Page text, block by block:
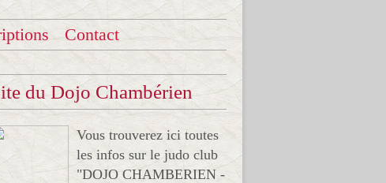
Contact
du Dojo Chambérien
Vous trouverez ici toutes
les infos sur le judo club
"DOJO CHAMBERIEN -